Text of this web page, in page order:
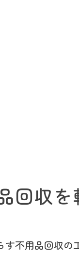
回収
す不用品回収の